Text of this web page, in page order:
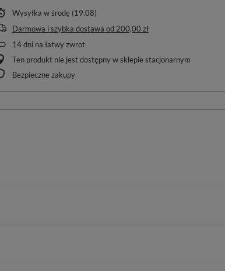
Wysyłka w środę (19.08)
Darmowa i szybka dostawa od 200,00 zł
14dni na łatwy zwrot
Ten produkt nie jest dostępny w sklepie stacjonarnym
Bezpieczne zakupy